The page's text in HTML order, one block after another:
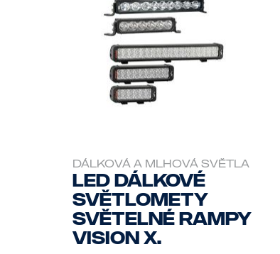
DÁLKOVÁ A MLHOVÁ SVĚTLA
LED dálkové
světlomety
světelné rampy
Vision X.